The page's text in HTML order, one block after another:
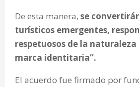
De esta manera, se
turísticos emergentes,
respetuosos de la
marca identitaria”.
El acuerdo fue firmado por